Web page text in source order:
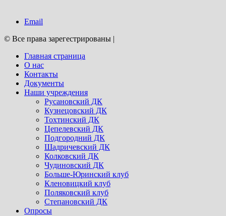
Email
© Все права зарегестрированы |
Главная страница
О нас
Контакты
Документы
Наши учреждения
Русановский ДК
Кузнецовский ДК
Тохтинский ДК
Цепелевский ДК
Подгородний ДК
Шадричевский ДК
Колковский ДК
Чудиновский ДК
Больше-Юринский клуб
Кленовицкий клуб
Поляковский клуб
Степановский ДК
Опросы